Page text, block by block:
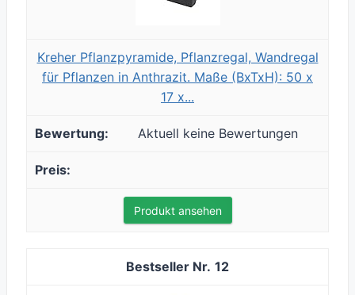
Kreher Pflanzpyramide, Pflanzregal, Wandregal
für Pflanzen in Anthrazit. Maße (BxTxH): 50 x
17 x...
Aktuell keine Bewertungen
Produkt ansehen
12